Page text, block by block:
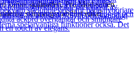
känna skillnaden. Pro Mod-serien
stämningsstabilitet enkel